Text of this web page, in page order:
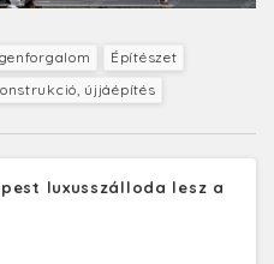
Építészet
újjáépítés
luxusszálloda lesz a